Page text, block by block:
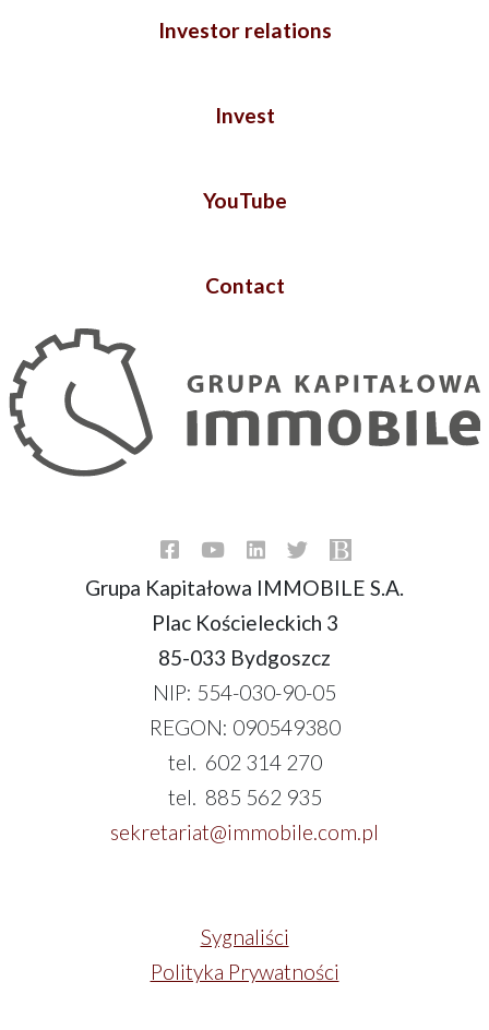
Investor relations
Invest
YouTube
Contact
Grupa Kapitałowa IMMOBILE S.A.
Plac Kościeleckich 3
85-033 Bydgoszcz
NIP: 554-030-90-05
REGON: 090549380
tel. 602 314 270
tel. 885 562 935
sekretariat@immobile.com.pl
Sygnaliści
Polityka Prywatności